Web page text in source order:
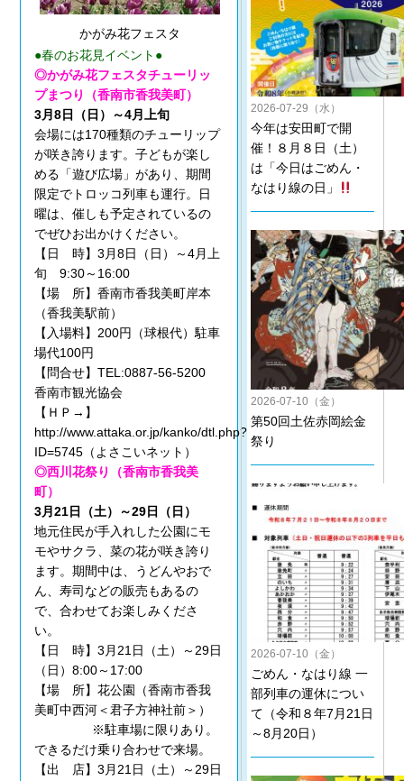
かがみ花フェスタ
●春のお花見イベント●
◎かがみ花フェスタチューリッ
プまつり（香南市香我美町）
3月8日（日）～4月上旬
会場には170種類のチューリップ
が咲き誇ります。子どもが楽し
める「遊び広場」があり、期間
限定でトロッコ列車も運行。日
曜は、催しも予定されているの
でぜひお出かけください。
【日 時】3月8日（日）～4月上
旬 9:30～16:00
【場 所】香南市香我美町岸本
（香我美駅前）
【入場料】200円（球根代）駐車
場代100円
【問合せ】TEL:0887-56-5200
香南市観光協会
【ＨＰ→】
http://www.attaka.or.jp/kanko/dtl.php?
ID=5745（よさこいネット）
◎西川花祭り（香南市香我美
町）
3月21日（土）～29日（日）
地元住民が手入れした公園にモ
モやサクラ、菜の花が咲き誇り
ます。期間中は、うどんやおで
ん、寿司などの販売もあるの
で、合わせてお楽しみくださ
い。
【日 時】3月21日（土）～29日
（日）8:00～17:00
【場 所】花公園（香南市香我
美町中西河＜君子方神社前＞）
※駐車場に限りあり。
できるだけ乗り合わせで来場。
【出 店】3月21日（土）～29日
2026-07-29（水）
今年は安田町で開
催！８月８日（土）
は「今日はごめん・
なはり線の日」
2026-07-10（金）
第50回土佐赤岡絵金
祭り
2026-07-10（金）
ごめん・なはり線 一
部列車の運休につい
て（令和８年7月21日
～8月20日）